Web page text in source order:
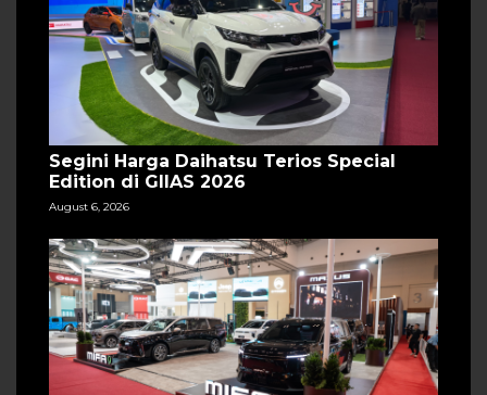
Segini Harga Daihatsu Terios Special
Edition di GIIAS 2026
August 6, 2026